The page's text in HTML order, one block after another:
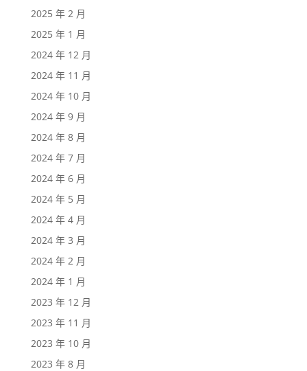
2025 年 2 月
2025 年 1 月
2024 年 12 月
2024 年 11 月
2024 年 10 月
2024 年 9 月
2024 年 8 月
2024 年 7 月
2024 年 6 月
2024 年 5 月
2024 年 4 月
2024 年 3 月
2024 年 2 月
2024 年 1 月
2023 年 12 月
2023 年 11 月
2023 年 10 月
2023 年 8 月